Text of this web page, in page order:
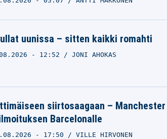
uunissa – sitten kaikki romahti
- 12:52 JONI AHOKAS
siirtosaagaan – Manchester
Barcelonalle
- 17:50 VILLE HIRVONEN